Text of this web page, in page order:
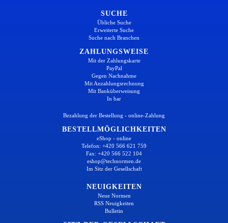
SUCHE
Übliche Suche
Erweiterte Suche
Suche nach Branchen
ZAHLUNGSWEISE
Mit der Zahlungskarte
PayPal
Gegen Nachnahme
Mit Anzahlungsrechnung
Mit Banküberweisung
In bar
Bezahlung der Bestellung - online-Zahlung
BESTELLMÖGLICHKEITEN
eShop - online
Telefon: +420 566 621 759
Fax: +420 566 522 104
eshop@technormen.de
Im Sitz der Gesellschaft
NEUIGKEITEN
Neue Normen
RSS Neuigkeiten
Bulletin